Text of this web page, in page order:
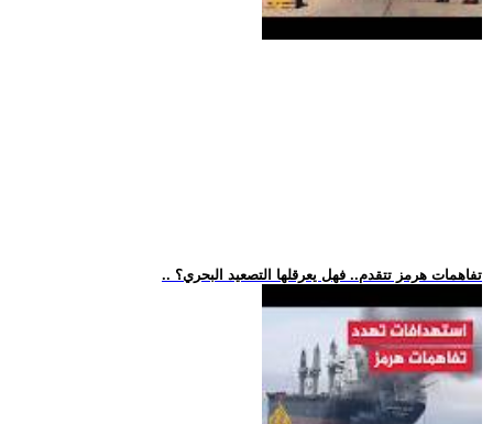
.. تفاهمات هرمز تتقدم.. فهل يعرقلها التصعيد البحري؟